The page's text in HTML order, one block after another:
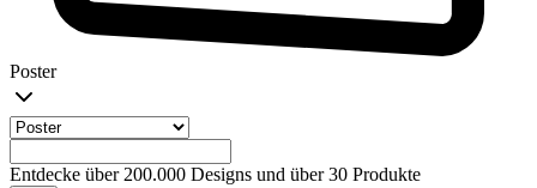
Poster
Entdecke über 200.000 Designs und über 30 Produkte